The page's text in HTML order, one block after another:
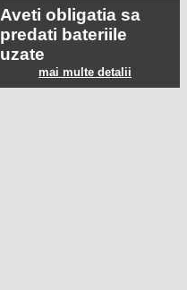
Aveti obligatia sa
predati bateriile
uzate
mai multe detalii